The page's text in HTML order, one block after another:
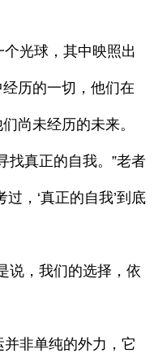
光球，其中映照出
历的一切，他们在
尚未经历的未来。
真正的自我。”老者
，‘真正的自我’到底
说，我们的选择，依
非单纯的外力，它